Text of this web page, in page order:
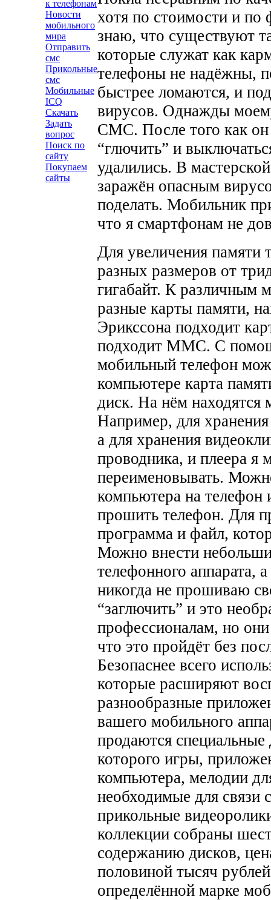
к телефонам
Новости
мобильного
мира
Отправить
смс
Прикольные
смс
Мобильные
ICQ
Скачать
Задать
вопрос
Поиск по
сайту
Покупаем
сайты
хотя по стоимости и по
знаю, что существуют
которые служат как
телефоны не надёжны,
быстрее ломаются, и
вирусов. Однажды
СМС. После того как он
“глючить” и
удалились. В
заражён опасным
поделать. Мобильник
что я смартфонам не
Для увеличения памяти
разных размеров от
гигабайт. К различным
разные карты памяти,
Эрикссона подходит
подходит ММС. С
мобильный телефон
компьютере карта
диск. На нём
Например, для
а для хранения
проводника, и плеера я
переименовывать.
компьютера на
прошить телефон. Для
программа и файл,
Можно внести
телефонного аппарата,
никогда не прошиваю
“заглючить” и это
профессионалам, но
что это пройдёт без
Безопаснее всего
которые расширяют
разнообразные
вашего мобильного
продаются
которого игры,
компьютера, мелодии
необходимые для связи
прикольные
коллекции собраны
содержанию дисков,
половиной тысяч
определённой марке